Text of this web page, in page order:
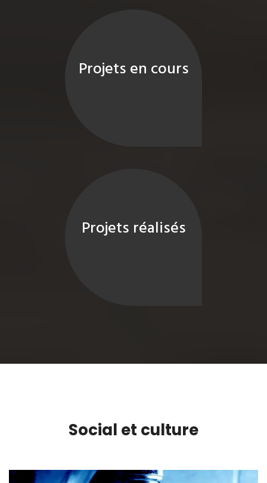
Projets en cours
Projets réalisés
Social et culture